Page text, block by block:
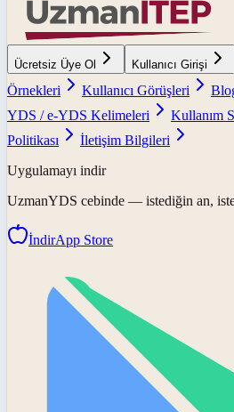
Ücretsiz Üye Ol Kullanıcı Girişi
Örnekleri
Kullanıcı Görüşleri
YDS / e-YDS Kelimeleri
Kullanım
Politikası
İletişim Bilgileri
Uygulamayı indir
UzmanYDS cebinde — istediğin an,
İndirApp Store